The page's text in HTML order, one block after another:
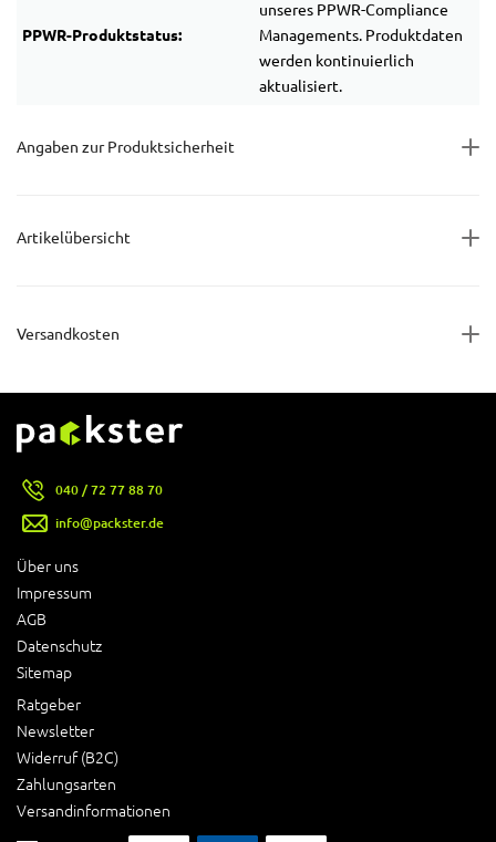
PPWR-Produktstatus:
unseres PPWR-Compliance
Managements. Produktdaten
werden kontinuierlich
aktualisiert.
Angaben zur Produktsicherheit
Artikelübersicht
Versandkosten
Über uns
Impressum
AGB
Datenschutz
Sitemap
Ratgeber
Newsletter
Widerruf (B2C)
Zahlungsarten
Versandinformationen
040 / 72 77 88 70
info@packster.de